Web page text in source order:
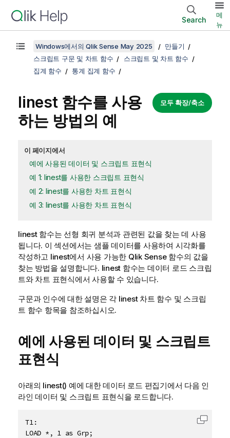
Search
메
뉴
Windows에서의 Qlik Sense May 2025
만들기
스크립트 구문 및 차트 함수
스크립트 및 차트 함수
집계 함수
통계 집계 함수
모두 확장/축소
linest함수를 사용
하는 방법의 예
이 페이지에서
예에 사용된 데이터 및 스크립트 표현식
예 1: linest를 사용한 스크립트 표현식
예 2: linest를 사용한 차트 표현식
예 3: linest를 사용한 차트 표현식
linest함수는 선형 회귀 분석과 관련된 값을 찾는 데 사용
됩니다. 이 섹션에서는 샘플 데이터를 사용하여 시각화를
작성하고 linest에서 사용 가능한 Qlik Sense함수의 값을
찾는 방법을 설명합니다. linest 함수는 데이터 로드 스크립
트와 차트 표현식에서 사용할 수 있습니다.
구문과 인수에 대한 설명은 각 linest차트 함수 및 스크립
트 함수 항목을 참조하십시오.
예에 사용된 데이터 및 스크립트
표현식
아래의 linest() 예에 대한 데이터 로드 편집기에서 다음 인
라인 데이터 및 스크립트 표현식을 로드합니다.
T1:
LOAD *, 1 as Grp;
클립보